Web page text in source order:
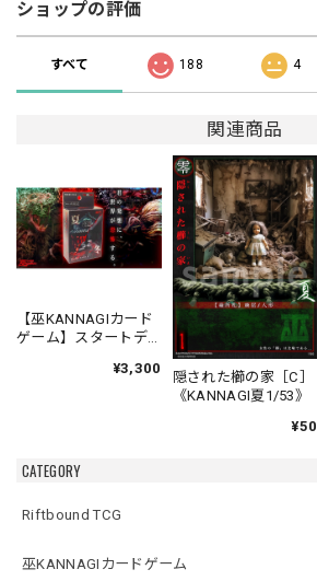
CATEGORY
Riftbound TCG
巫KANNAGIカードゲーム
ショップの評価
すべて 188 4
関連商品
【巫KANNAGIカード
ゲーム】スタートデ
¥3,300
隠された櫛の家［C］
《KANNAGI夏1/53》
¥50